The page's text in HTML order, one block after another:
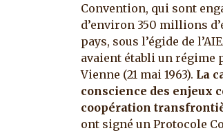
Convention, qui sont
d’environ 350 millions
pays, sous l’égide de
avaient établi un régime
Vienne (21 mai 1963). La
conscience des enjeux
coopération
ont signé un Protocole